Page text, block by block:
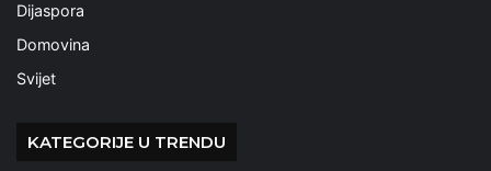
Dijaspora
Domovina
Svijet
KATEGORIJE U TRENDU